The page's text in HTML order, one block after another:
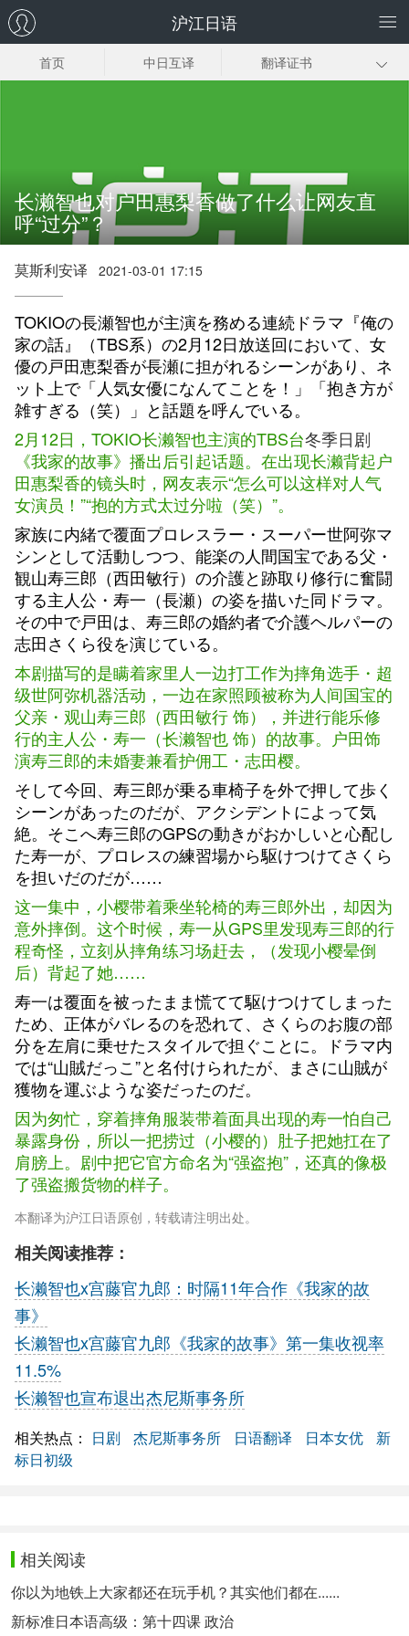
沪江日语
首页 中日互译 翻译证书
长濑智也对户田惠梨香做了什么让网友直
呼“过分”？
莫斯利安译 2021-03-01 17:15
TOKIOの長瀬智也が主演を務める連続ドラマ『俺の
家の話』（TBS系）の2月12日放送回において、女
優の戸田恵梨香が長瀬に担がれるシーンがあり、ネ
ット上で「人気女優になんてことを！」「抱き方が
雑すぎる（笑）」と話題を呼んでいる。
2月12日，TOKIO长濑智也主演的TBS台冬季日剧
《我家的故事》播出后引起话题。在出现长濑背起户
田惠梨香的镜头时，网友表示“怎么可以这样对人气
女演员！”“抱的方式太过分啦（笑）”。
家族に内緒で覆面プロレスラー・スーパー世阿弥マ
シンとして活動しつつ、能楽の人間国宝である父・
観山寿三郎（西田敏行）の介護と跡取り修行に奮闘
する主人公・寿一（長瀬）の姿を描いた同ドラマ。
その中で戸田は、寿三郎の婚約者で介護ヘルパーの
志田さくら役を演じている。
本剧描写的是瞒着家里人一边打工作为摔角选手・超
级世阿弥机器活动，一边在家照顾被称为人间国宝的
父亲・观山寿三郎（西田敏行 饰），并进行能乐修
行的主人公・寿一（长濑智也 饰）的故事。户田饰
演寿三郎的未婚妻兼看护佣工・志田樱。
そして今回、寿三郎が乗る車椅子を外で押して歩く
シーンがあったのだが、アクシデントによって気
絶。そこへ寿三郎のGPSの動きがおかしいと心配し
た寿一が、プロレスの練習場から駆けつけてさくら
を担いだのだが……
这一集中，小樱带着乘坐轮椅的寿三郎外出，却因为
意外摔倒。这个时候，寿一从GPS里发现寿三郎的行
程奇怪，立刻从摔角练习场赶去，（发现小樱晕倒
后）背起了她……
寿一は覆面を被ったまま慌てて駆けつけてしまった
ため、正体がバレるのを恐れて、さくらのお腹の部
分を左肩に乗せたスタイルで担ぐことに。ドラマ内
では“山賊だっこ”と名付けられたが、まさに山賊が
獲物を運ぶような姿だったのだ。
因为匆忙，穿着摔角服装带着面具出现的寿一怕自己
暴露身份，所以一把捞过（小樱的）肚子把她扛在了
肩膀上。剧中把它官方命名为“强盗抱”，还真的像极
了强盗搬货物的样子。
本翻译为沪江日语原创，转载请注明出处。
相关阅读推荐：
长濑智也x宫藤官九郎：时隔11年合作《我家的故
事》
长濑智也x宫藤官九郎《我家的故事》第一集收视率
11.5%
长濑智也宣布退出杰尼斯事务所
相关热点： 日剧 杰尼斯事务所 日语翻译 日本女优
新
标日初级
相关阅读
你以为地铁上大家都还在玩手机？其实他们都在......
新标准日本语高级：第十四课 政治